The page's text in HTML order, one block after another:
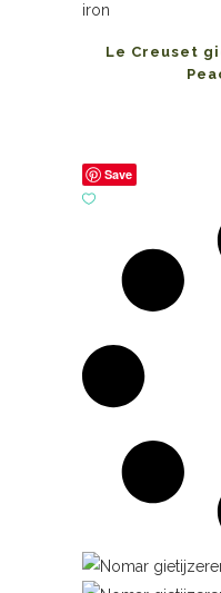
Le Creuset
Save